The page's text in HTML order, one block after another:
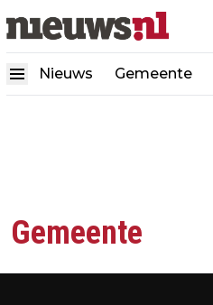
Nieuws Gemeente
Gemeente